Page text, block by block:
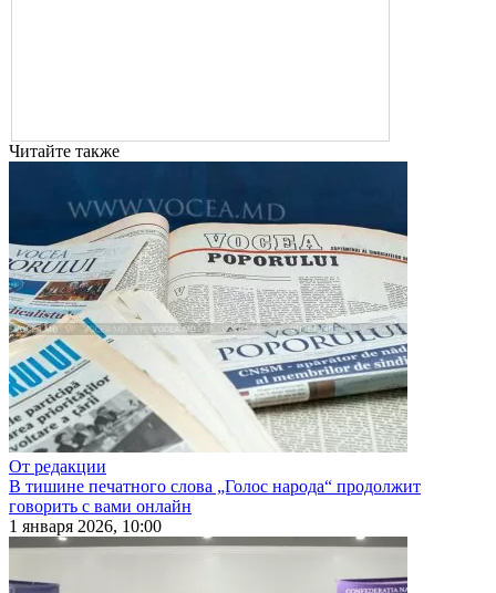
Читайте также
От редакции
В тишине печатного слова „Голос народа“ продолжит
говорить с вами онлайн
1 января 2026, 10:00